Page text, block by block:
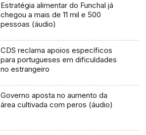
Estratégia alimentar do Funchal já
chegou a mais de 11 mil e 500
pessoas (áudio)
CDS reclama apoios específicos
para portugueses em dificuldades
no estrangeiro
Governo aposta no aumento da
área cultivada com peros (áudio)